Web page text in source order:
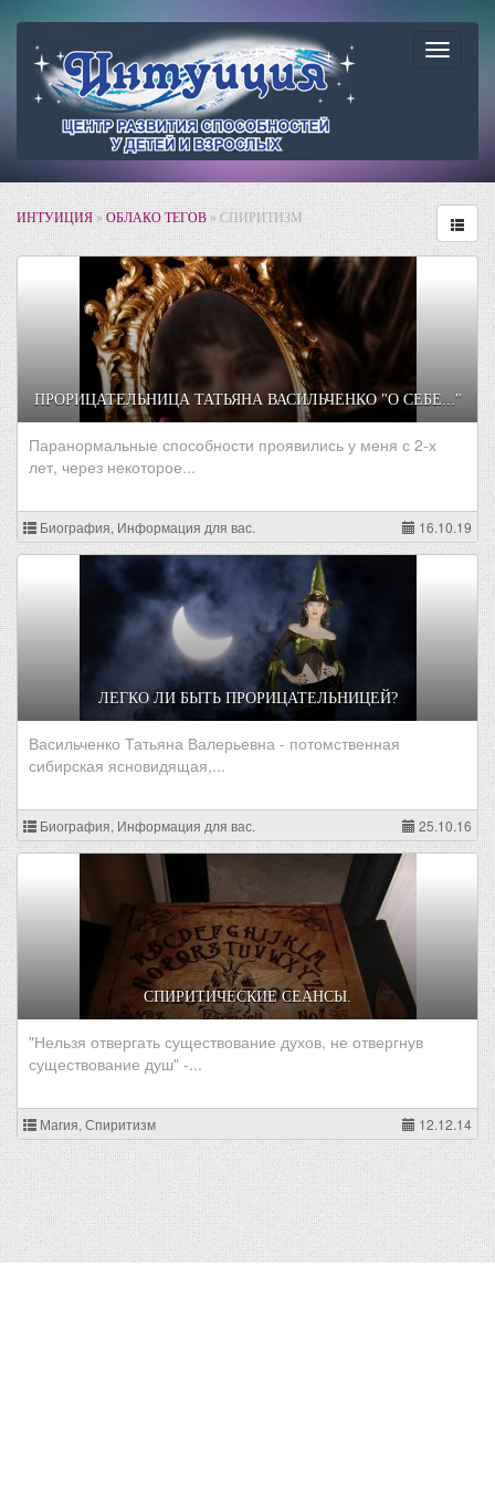
ИНТУИЦИЯ»ОБЛАКО ТЕГОВ» СПИРИТИЗМ
ПРОРИЦАТЕЛЬНИЦА ТАТЬЯНА ВАСИЛЬЧЕНКО "О СЕБЕ..."
Паранормальные способности проявились у меня с 2-х
лет, через некоторое...
Биография, Информация для вас. 16.10.19
ЛЕГКО ЛИ БЫТЬ ПРОРИЦАТЕЛЬНИЦЕЙ?
Васильченко Татьяна Валерьевна - потомственная
сибирская ясновидящая,...
Биография, Информация для вас. 25.10.16
СПИРИТИЧЕСКИЕ СЕАНСЫ.
"Нельзя отвергать существование духов, не отвергнув
существование душ" -...
Магия, Спиритизм 12.12.14